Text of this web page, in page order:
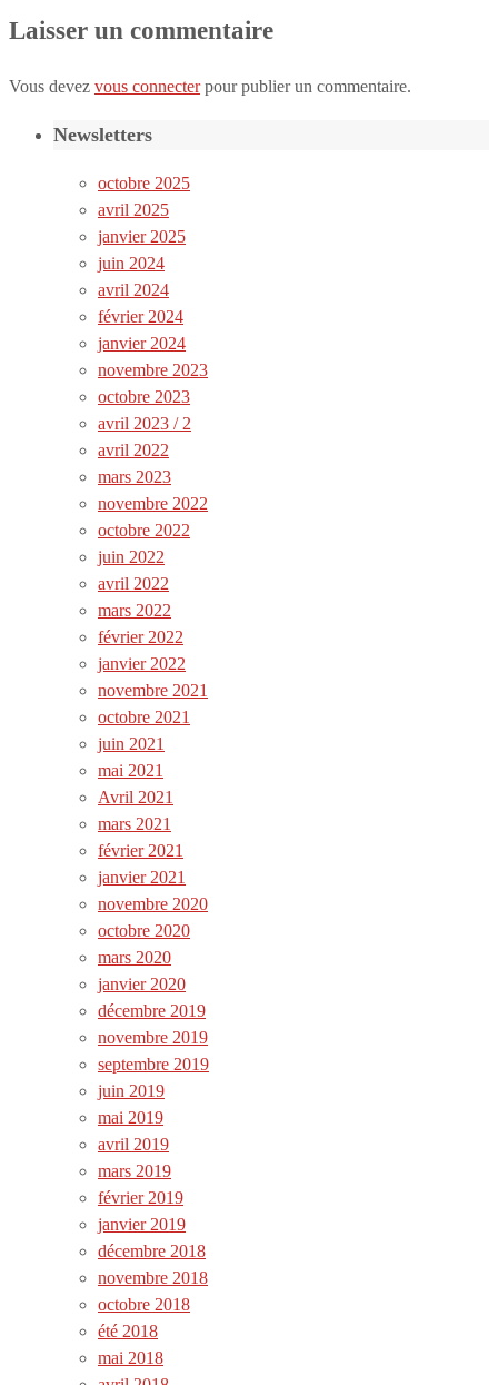
Laisser un commentaire
Vous devez vous connecterpour publier un commentaire.
Newsletters
octobre 2025
avril 2025
janvier 2025
juin 2024
avril 2024
février 2024
janvier 2024
novembre 2023
octobre 2023
avril 2023 / 2
avril 2022
mars 2023
novembre 2022
octobre 2022
juin 2022
avril 2022
mars 2022
février 2022
janvier 2022
novembre 2021
octobre 2021
juin 2021
mai 2021
Avril 2021
mars 2021
février 2021
janvier 2021
novembre 2020
octobre 2020
mars 2020
janvier 2020
décembre 2019
novembre 2019
septembre 2019
juin 2019
mai 2019
avril 2019
mars 2019
février 2019
janvier 2019
décembre 2018
novembre 2018
octobre 2018
été 2018
mai 2018